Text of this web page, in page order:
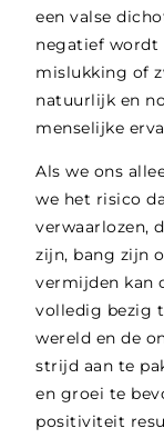
een valse
negatief wordt
mislukking of
natuurlijk en
menselijke
Als we ons
we het risico
verwaarlozen,
zijn, bang zijn
vermijden kan
volledig bezig
wereld en de
strijd aan te
en groei te
positiviteit